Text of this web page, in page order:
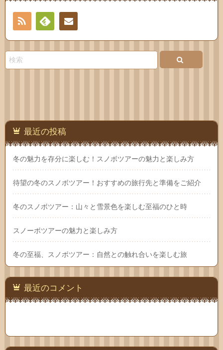
RSS
Feedlyお問
最近の投稿
冬の魅力を存分に楽しむ！スノボツアーの魅力と楽しみ方
待望の冬のスノボツアー！おすすめの旅行先と準備をご紹介
冬のスノボツアー：山々と雪景色を楽しむ至福のひと時
スノーボツアーの魅力と楽しみ方
冬の至福、スノボツアー：自然との触れ合いを楽しむ旅
最近のコメント